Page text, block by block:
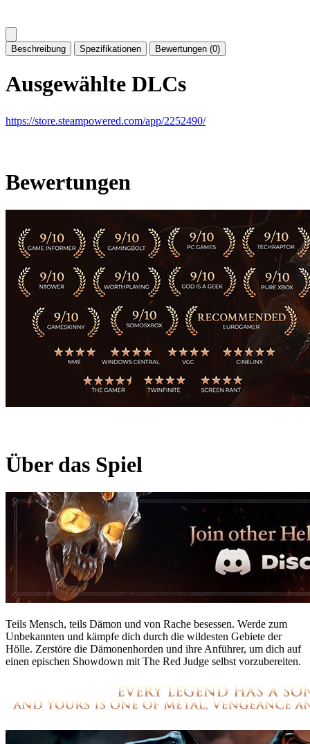
Beschreibung Spezifikationen Bewertungen (0)
Ausgewählte DLCs
https://store.steampowered.com/app/2252490/
Bewertungen
Über das Spiel
Teils Mensch, teils Dämon und von Rache besessen. Werde zum
Unbekannten und kämpfe dich durch die wildesten Gebiete der
Hölle. Zerstöre die Dämonenhorden und ihre Anführer, um dich auf
einen epischen Showdown mit The Red Judge selbst vorzubereiten.